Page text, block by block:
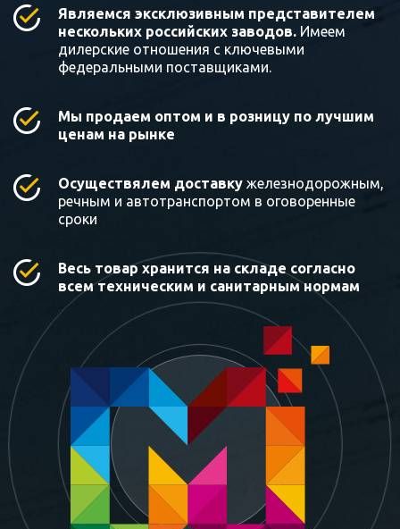
Являемся эксклюзивным представителем
нескольких российских заводов. Имеем
дилерские отношения с ключевыми
федеральными поставщиками.
Мы продаем оптом и в розницу по лучшим
ценам на рынке
Осуществялем доставку железнодорожным,
речным и автотранспортом в оговоренные
сроки
Весь товар хранится на складе согласно
всем техническим и санитарным нормам